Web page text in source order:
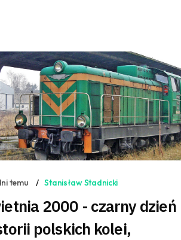
temu Stanisław Stadnicki
2000 - czarny dzień
polskich kolei,